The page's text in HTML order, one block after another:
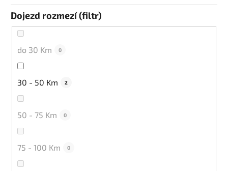
Dojezd rozmezí (filtr)
do 30 Km 0
30 - 50 Km 2
50 - 75 Km 0
75 - 100 Km 0